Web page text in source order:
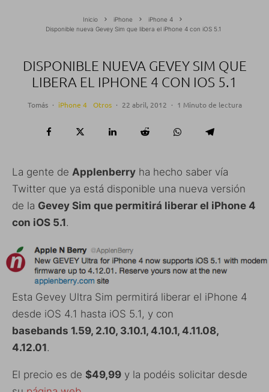
Inicio iPhone
iPhone 4
Disponible nueva Gevey Sim que libera el iPhone 4 con iOS 5.1
DISPONIBLE NUEVA GEVEY SIM QUE
LIBERA EL IPHONE 4 CON IOS 5.1
Tomás · iPhone 4 Otros · 22 abril, 2012 · 1 Minuto de lectura
La gente de Applenberry ha hecho saber vía
Twitter que ya está disponible una nueva versión
de la Gevey Sim que permitirá liberar el iPhone 4
con iOS 5.1.
Esta Gevey Ultra Sim permitirá liberar el iPhone 4
desde iOS 4.1 hasta iOS 5.1, y con
basebands 1.59, 2.10, 3.10.1, 4.10.1, 4.11.08,
4.12.01.
El precio es de $49,99 y la podéis solicitar desde